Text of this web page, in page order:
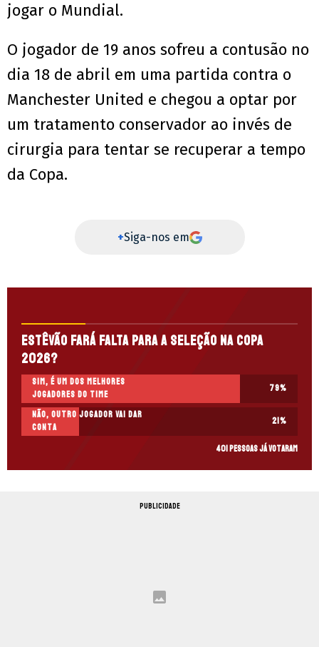
jogar o Mundial.
O jogador de 19 anos sofreu a contusão no
dia 18 de abril em uma partida contra o
Manchester United e chegou a optar por
um tratamento conservador ao invés de
cirurgia para tentar se recuperar a tempo
da Copa.
+Siga-nos em
Estêvão fará falta para a Seleção na Copa
2026?
Sim, é um dos melhores
jogadores do time
79%
Não, outro jogador vai dar
conta
21%
401 pessoas já votaram
PUBLICIDADE